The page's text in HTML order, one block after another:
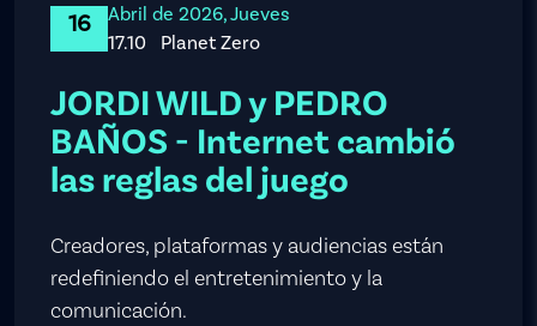
16
Abril de 2026, Jueves
17.10
Planet Zero
JORDI WILD y PEDRO
BAÑOS - Internet cambió
las reglas del juego
Creadores, plataformas y audiencias están
redefiniendo el entretenimiento y la
comunicación.